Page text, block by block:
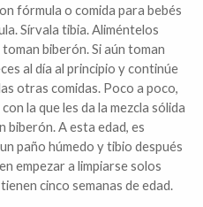
fórmula o comida para bebés
Sírvala tibia. Aliméntelos
biberón. Si aún toman
al día al principio y continúe
otras comidas. Poco a poco,
la que les da la mezcla sólida
biberón. A esta edad, es
paño húmedo y tibio después
empezar a limpiarse solos
cinco semanas de edad.